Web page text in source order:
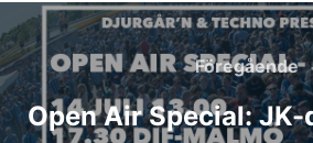
Inläggsnavigering
Föregående
Open Air Special: